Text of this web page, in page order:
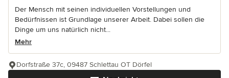
Der Mensch mit seinen individuellen Vorstellungen und
Bedürfnissen ist Grundlage unserer Arbeit. Dabei sollen die
Dinge um uns natürlich nicht...
Mehr
Dorfstraße 37c, 09487 Schlettau OT Dörfel